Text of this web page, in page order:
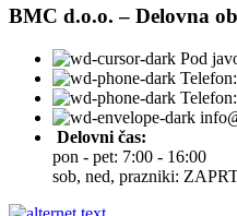
BMC d.o.o. – Delovna
Pod
Delovni čas:
pon - pet: 7:00 - 16:00
sob, ned, prazniki: